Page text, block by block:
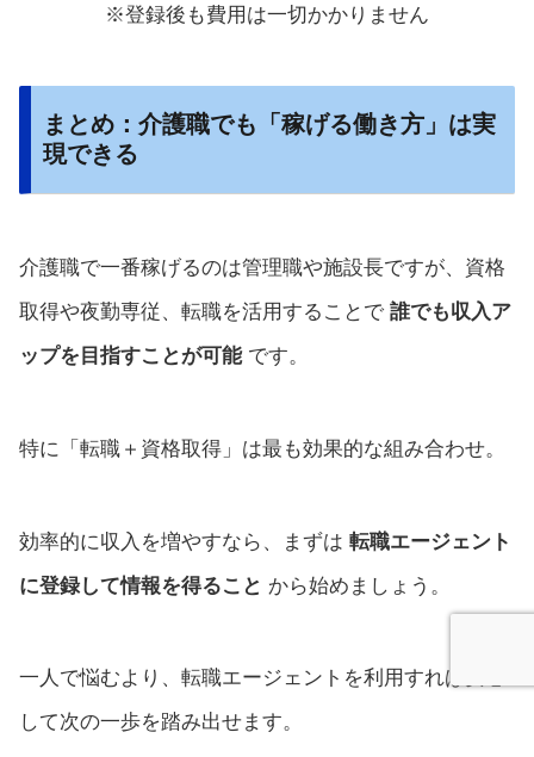
※登録後も費用は一切かかりません
まとめ：介護職でも「稼げる働き方」は実
現できる
介護職で一番稼げるのは管理職や施設長ですが、資格
取得や夜勤専従、転職を活用することで 誰でも収入ア
ップを目指すことが可能です。
特に「転職＋資格取得」は最も効果的な組み合わせ。
効率的に収入を増やすなら、まずは 転職エージェント
に登録して情報を得ること から始めましょう。
一人で悩むより、転職エージェントを利用すれば安心
して次の一歩を踏み出せます。